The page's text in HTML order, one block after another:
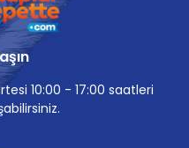
10:00 - 17:00 saatleri